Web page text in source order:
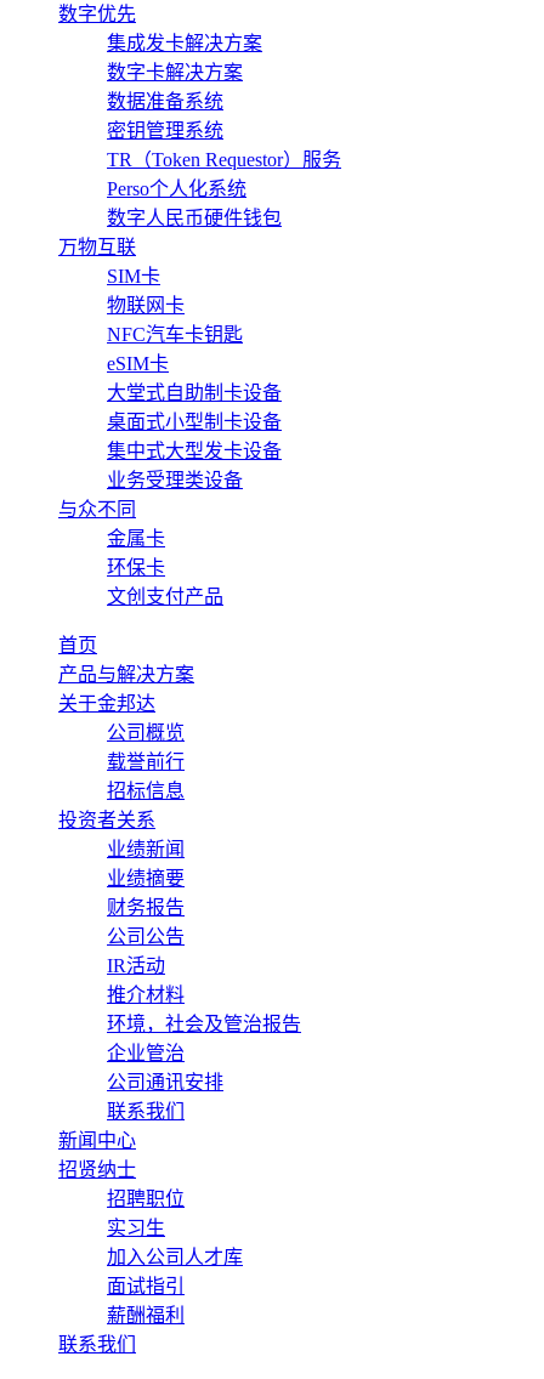
数字优先
集成发卡解决方案
数字卡解决方案
数据准备系统
密钥管理系统
TR（Token Requestor）服务
Perso个人化系统
数字人民币硬件钱包
万物互联
SIM卡
物联网卡
NFC汽车卡钥匙
eSIM卡
大堂式自助制卡设备
桌面式小型制卡设备
集中式大型发卡设备
业务受理类设备
与众不同
金属卡
环保卡
文创支付产品
首页
产品与解决方案
关于金邦达
公司概览
载誉前行
招标信息
投资者关系
业绩新闻
业绩摘要
财务报告
公司公告
IR活动
推介材料
环境，社会及管治报告
企业管治
公司通讯安排
联系我们
新闻中心
招贤纳士
招聘职位
实习生
加入公司人才库
面试指引
薪酬福利
联系我们